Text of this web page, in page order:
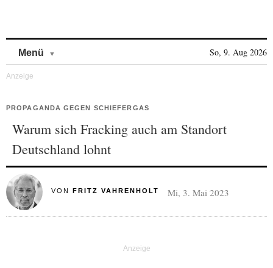
Menü So, 9. Aug 2026
PROPAGANDA GEGEN SCHIEFERGAS
Warum sich Fracking auch am Standort
Deutschland lohnt
VON FRITZ VAHRENHOLT Mi, 3. Mai 2023